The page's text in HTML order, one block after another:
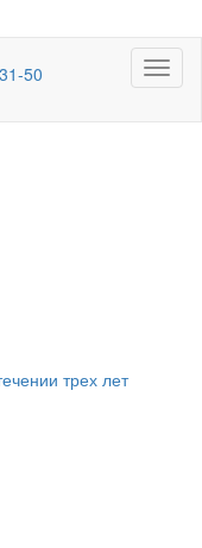
Меню
50
трех лет